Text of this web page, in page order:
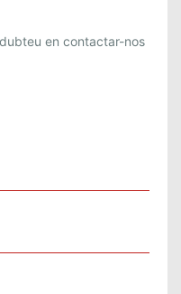
en contactar-nos